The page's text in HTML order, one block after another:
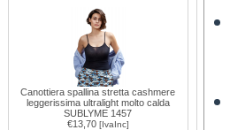
Canottiera spallina stretta cashmere
leggerissima ultralight molto calda
SUBLYME 1457
€13,70 [IvaInc]